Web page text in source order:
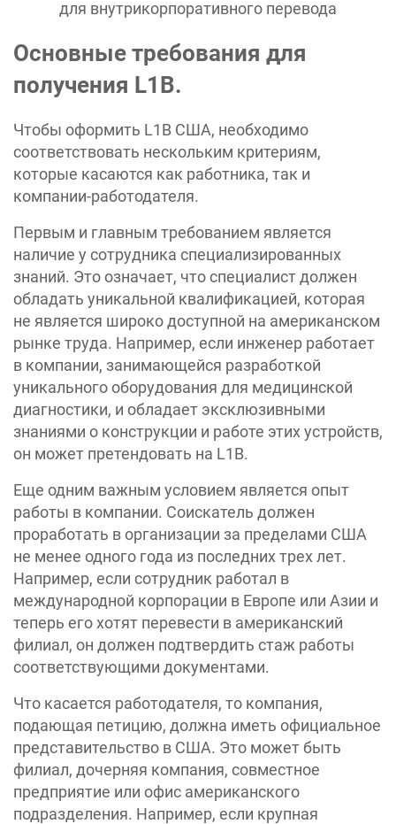
Основные требования для
получения L1B.
Чтобы оформить L1B США, необходимо
соответствовать нескольким критериям,
которые касаются как работника, так и
компании-работодателя.
Первым и главным требованием является
наличие у сотрудника специализированных
знаний. Это означает, что специалист должен
обладать уникальной квалификацией, которая
не является широко доступной на американском
рынке труда. Например, если инженер работает
в компании, занимающейся разработкой
уникального оборудования для медицинской
диагностики, и обладает эксклюзивными
знаниями о конструкции и работе этих устройств,
он может претендовать на L1B.
Еще одним важным условием является опыт
работы в компании. Соискатель должен
проработать в организации за пределами США
не менее одного года из последних трех лет.
Например, если сотрудник работал в
международной корпорации в Европе или Азии и
теперь его хотят перевести в американский
филиал, он должен подтвердить стаж работы
соответствующими документами.
Что касается работодателя, то компания,
подающая петицию, должна иметь официальное
представительство в США. Это может быть
филиал, дочерняя компания, совместное
предприятие или офис американского
подразделения. Например, если крупная